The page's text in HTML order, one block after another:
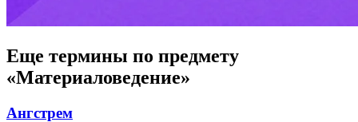
Еще термины по предмету
«Материаловедение»
Ангстрем